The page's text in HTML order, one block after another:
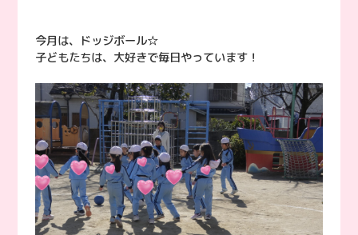
今月は、ドッジボール☆
子どもたちは、大好きで毎日やっています！